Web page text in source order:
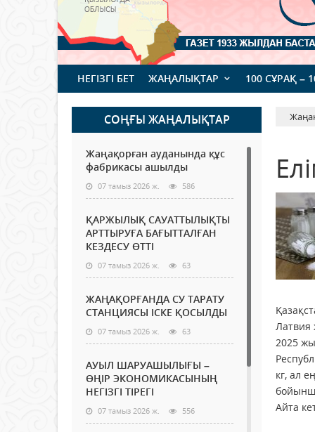
НЕГІЗГІ БЕТ ЖАҢАЛЫҚТАР 100 СҰРАҚ –
СОҢҒЫ ЖАҢАЛЫҚТАР
Жаңақорған ауданында құс
фабрикасы ашылды
07 тамыз 2026 ж. 586
ҚАРЖЫЛЫҚ САУАТТЫЛЫҚТЫ
АРТТЫРУҒА БАҒЫТТАЛҒАН
КЕЗДЕСУ ӨТТІ
07 тамыз 2026 ж. 63
ЖАҢАҚОРҒАНДА СУ ТАРАТУ
СТАНЦИЯСЫ ІСКЕ ҚОСЫЛДЫ
07 тамыз 2026 ж. 63
АУЫЛ ШАРУАШЫЛЫҒЫ –
ӨҢІР ЭКОНОМИКАСЫНЫҢ
НЕГІЗГІ ТІРЕГІ
07 тамыз 2026 ж. 556
Латвия
2025
кг, ал
Айта